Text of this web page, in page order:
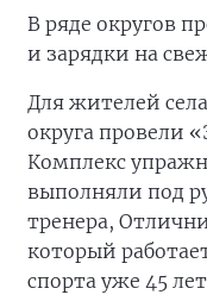
В ряде округов
и зарядки на
Для жителей
округа провели
Комплекс
выполняли под
тренера,
который
спорта уже 45